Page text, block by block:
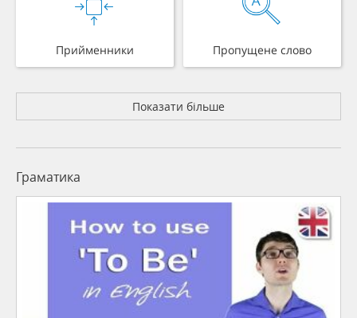
Прийменники Пропущене слово
Показати більше
Граматика